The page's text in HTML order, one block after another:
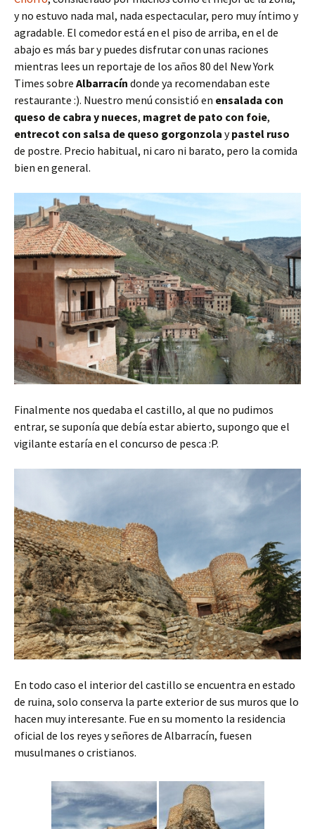
y no estuvo nada mal, nada espectacular, pero muy íntimo y
agradable. El comedor está en el piso de arriba, en el de
abajo es más bar y puedes disfrutar con unas raciones
mientras lees un reportaje de los años 80 del New York
Times sobre Albarracín donde ya recomendaban este
restaurante :). Nuestro menú consistió en ensalada con
queso de cabra y nueces, magret de pato con foie,
entrecot con salsa de queso gorgonzola ypastel ruso
de postre. Precio habitual, ni caro ni barato, pero la comida
bien en general.
Finalmente nos quedaba el castillo, al que no pudimos
entrar, se suponía que debía estar abierto, supongo que el
vigilante estaría en el concurso de pesca :P.
En todo caso el interior del castillo se encuentra en estado
de ruina, solo conserva la parte exterior de sus muros que lo
hacen muy interesante. Fue en su momento la residencia
oficial de los reyes y señores de Albarracín, fuesen
musulmanes o cristianos.